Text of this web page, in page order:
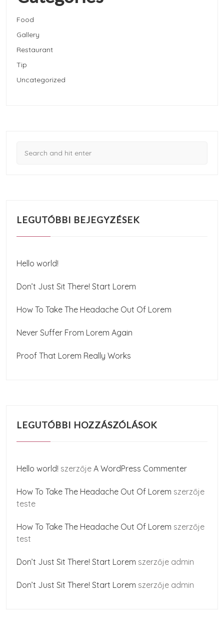
Food
Gallery
Restaurant
Tip
Uncategorized
LEGUTÓBBI BEJEGYZÉSEK
Hello world!
Don’t Just Sit There! Start Lorem
How To Take The Headache Out Of Lorem
Never Suffer From Lorem Again
Proof That Lorem Really Works
LEGUTÓBBI HOZZÁSZÓLÁSOK
Hello world! szerzője A WordPress Commenter
How To Take The Headache Out Of Lorem szerzője
teste
How To Take The Headache Out Of Lorem szerzője
test
Don’t Just Sit There! Start Lorem szerzője admin
Don’t Just Sit There! Start Lorem szerzője admin